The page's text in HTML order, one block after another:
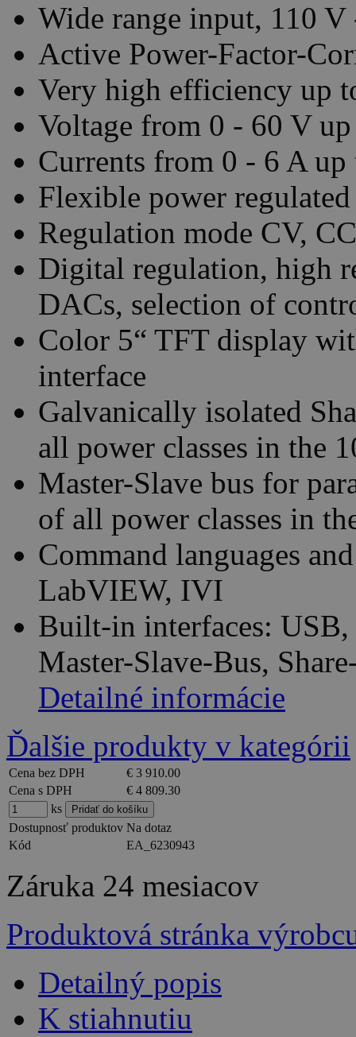
Wide range input, 110
Active Power-Factor-
Very high efficiency up
Voltage from 0 - 60 V
Currents from 0 - 6 A
Flexible power
Regulation mode CV,
Digital regulation, high
DACs, selection of
Color 5“ TFT display
interface
Galvanically isolated
all power classes in the
Master-Slave bus for
of all power classes in
Command languages
LabVIEW, IVI
Built-in interfaces:
Master-Slave-Bus,
Detailné informácie
Ďalšie produkty v kategórii
Cena bez DPH
€ 3 910.00
Cena s DPH
€ 4 809.30
ks
Dostupnosť produktov Na dotaz
Kód
EA_6230943
Záruka 24 mesiacov
Produktová stránka
Detailný popis
K stiahnutiu